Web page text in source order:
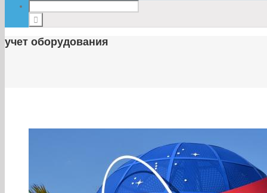
учет оборудования